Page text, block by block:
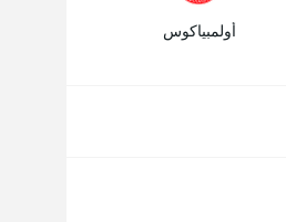
أولمبياكوس